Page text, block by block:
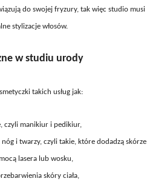
do swojej fryzury, tak więc studio
stylizacje włosów.
w studiu urody
takich usług jak:
czyli manikiur i pedikiur,
i twarzy, czyli takie, które dodadzą
lasera lub wosku,
skóry ciała,